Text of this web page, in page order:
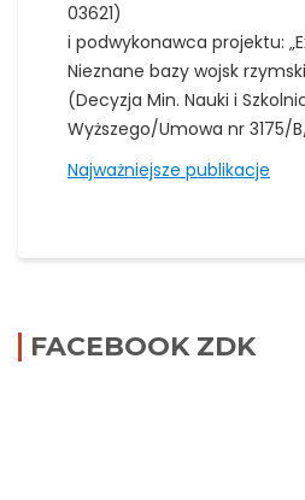
03621)
i podwykonawca projektu:
Nieznane bazy wojsk
(Decyzja Min. Nauki i
Wyższego/Umowa nr 3175/
Najważniejsze publikacje
FACEBOOK ZDK